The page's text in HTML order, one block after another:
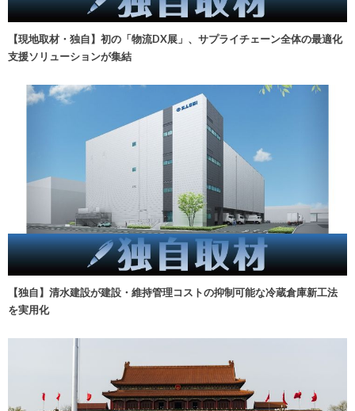
【現地取材・独自】初の「物流DX展」、サプライチェーン全体の最適化
支援ソリューションが集結
【独自】清水建設が建設・維持管理コストの抑制可能な冷蔵倉庫新工法
を実用化